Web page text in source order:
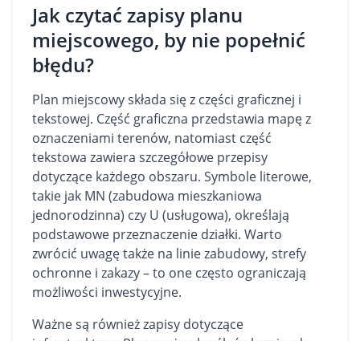
Jak czytać zapisy planu
miejscowego, by nie popełnić
błędu?
Plan miejscowy składa się z części graficznej i
tekstowej. Część graficzna przedstawia mapę z
oznaczeniami terenów, natomiast część
tekstowa zawiera szczegółowe przepisy
dotyczące każdego obszaru. Symbole literowe,
takie jak MN (zabudowa mieszkaniowa
jednorodzinna) czy U (usługowa), określają
podstawowe przeznaczenie działki. Warto
zwrócić uwagę także na linie zabudowy, strefy
ochronne i zakazy – to one często ograniczają
możliwości inwestycyjne.
Ważne są również zapisy dotyczące